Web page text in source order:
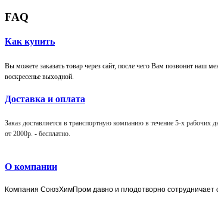
FAQ
Как купить
Вы можете заказать товар через сайт, после чего Вам позвонит наш
воскресенье выходной.
Доставка и оплата
Заказ доставляется в транспортную компанию в течение 5-х рабочих
от 2000р. - бесплатно.
О компании
Компания СоюзХимПром давно и плодотворно